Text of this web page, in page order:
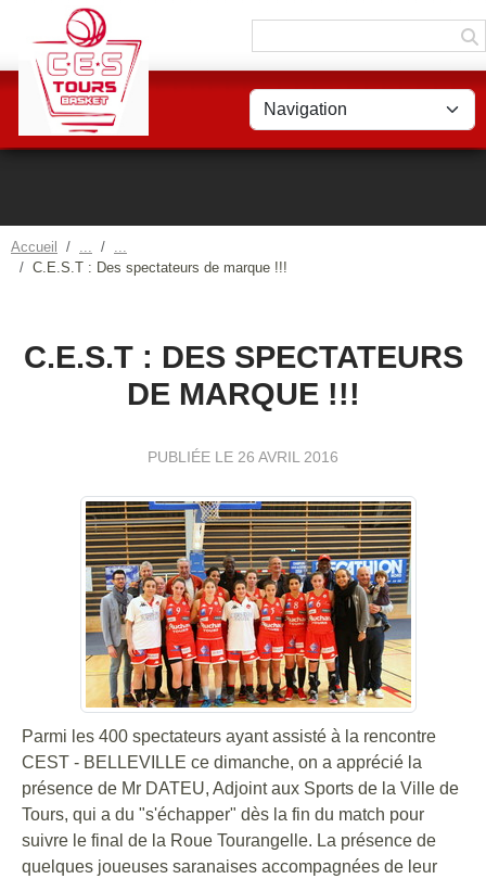
Accueil
C.E.S.T : Des spectateurs de marque !!!
C.E.S.T : DES SPECTATEURS
DE MARQUE !!!
PUBLIÉE LE 26 AVRIL 2016
Parmi les 400 spectateurs ayant assisté à la rencontre
CEST - BELLEVILLE ce dimanche, on a apprécié la
présence de Mr DATEU, Adjoint aux Sports de la Ville de
Tours, qui a du "s'échapper" dès la fin du match pour
suivre le final de la Roue Tourangelle. La présence de
quelques joueuses saranaises accompagnées de leur
Panneau de gestion des cookies